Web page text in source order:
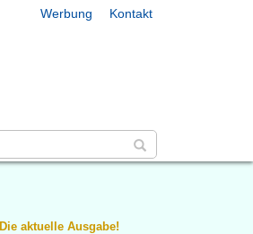
Werbung Kontakt
Die aktuelle Ausgabe!